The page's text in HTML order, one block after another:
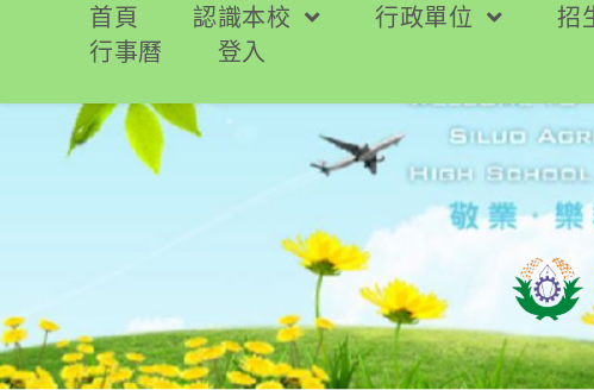
要
首頁 認識本校 行政單位 招
行事曆
登入